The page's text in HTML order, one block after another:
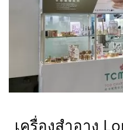
เครื่องสำอาง